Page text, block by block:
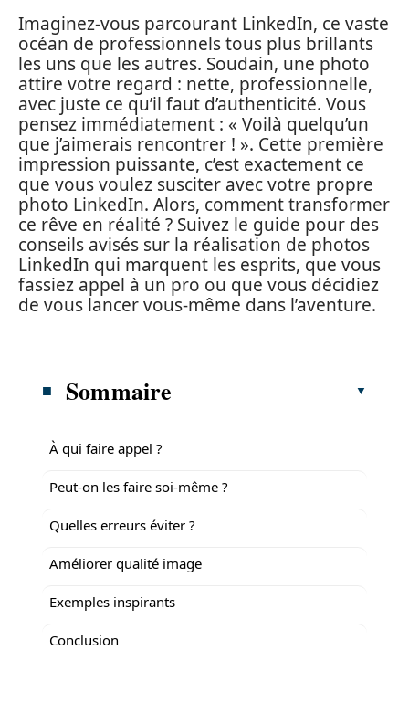
Imaginez-vous parcourant LinkedIn, ce vaste
océan de professionnels tous plus brillants
les uns que les autres. Soudain, une photo
attire votre regard : nette, professionnelle,
avec juste ce qu’il faut d’authenticité. Vous
pensez immédiatement : « Voilà quelqu’un
que j’aimerais rencontrer ! ». Cette première
impression puissante, c’est exactement ce
que vous voulez susciter avec votre propre
photo LinkedIn. Alors, comment transformer
ce rêve en réalité ? Suivez le guide pour des
conseils avisés sur la réalisation de photos
LinkedIn qui marquent les esprits, que vous
fassiez appel à un pro ou que vous décidiez
de vous lancer vous-même dans l’aventure.
Sommaire
À qui faire appel ?
Peut-on les faire soi-même ?
Quelles erreurs éviter ?
Améliorer qualité image
Exemples inspirants
Conclusion